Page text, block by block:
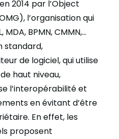
2014 par l’Object
l’organisation qui
BPMN, CMMN,…
standard,
de logiciel, qui utilise
haut niveau,
l’interopérabilité et
en évitant d’être
En effet, les
proposent